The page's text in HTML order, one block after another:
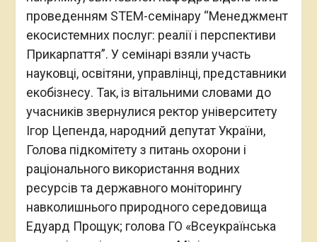
проведенням STEM-семінару “Менеджмент
екосистемних послуг: реалії і перспективи
Прикарпаття”. У семінарі взяли участь
науковці, освітяни, управлінці, представники
екобізнесу. Так, із вітальними словами до
учасників звернулися ректор університету
Ігор Цепенда, народний депутат України,
Голова підкомітету з питань охорони і
раціонального використання водних
ресурсів та державного моніторингу
навколишнього природного середовища
Едуард Прощук; голова ГО «Всеукраїнська